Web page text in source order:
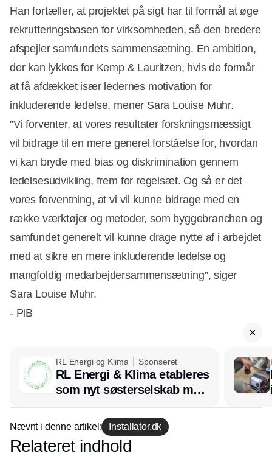
Han fortæller, at projektet på sigt har til formål at øge
rekrutteringsbasen for virksomheden, så den bredere
afspejler samfundets sammensætning. En ambition,
der kan lykkes for Kemp & Lauritzen, hvis de formår
at få afdækket især ledernes motivation for
inkluderende ledelse, mener Sara Louise Muhr.
”Vi forventer, at vores resultater forskningsmæssigt
vil bidrage til en mere generel forståelse for, hvordan
vi kan bryde med bias og diskrimination gennem
ledelsesudvikling, frem for regelsæt. Og så er det
vores forventning, at vi vil kunne bidrage med en
række værktøjer og metoder, som byggebranchen og
samfundet generelt vil kunne drage nytte af i arbejdet
med at sikre en mere inkluderende ledelse og
mangfoldig medarbejdersammensætning”, siger
Sara Louise Muhr.
- PiB
RL Energi og Klima Sponseret
RL Energi & Klima etableres
som nyt søsterselskab med
afsæt i RL Ventilation
Nævnt i denne artikel: Installator.dk
Annonce
Relateret indhold